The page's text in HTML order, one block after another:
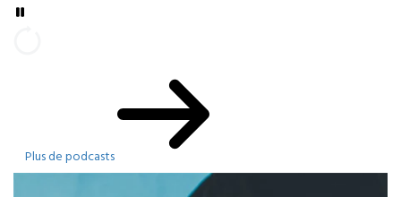
Plus de podcasts